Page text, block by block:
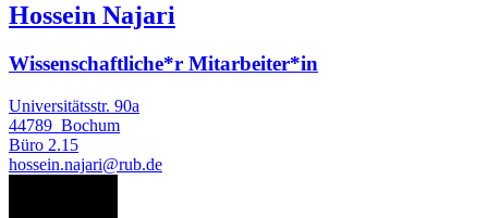
Hossein Najari
Wissenschaftliche*r Mitarbeiter*in
Universitätsstr. 90a
44789 Bochum
Büro 2.15
hossein.najari@rub.de